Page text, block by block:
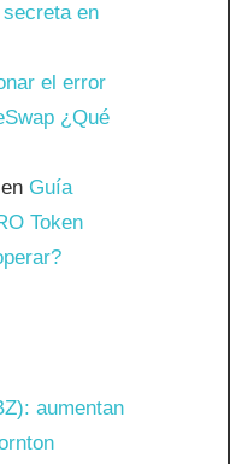
en
el error
¿Qué
Guía
Token
aumentan